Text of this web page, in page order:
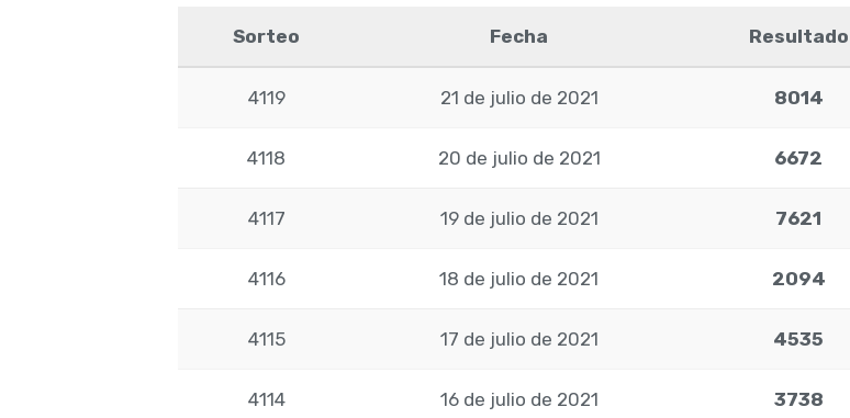
Sorteo Fecha Resultado
4119 21 de julio de 2021 8014
4118 20 de julio de 2021 6672
4117 19 de julio de 2021 7621
4116 18 de julio de 2021 2094
4115 17 de julio de 2021 4535
4114 16 de julio de 2021 3738